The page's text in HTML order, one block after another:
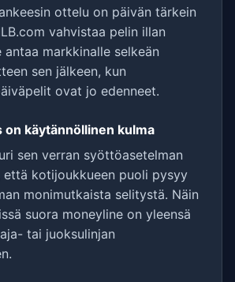
ottelu on päivän tärkein
vahvistaa pelin illan
antaa markkinalle selkeän
sen jälkeen, kun
ovat jo edenneet.
on käytännöllinen kulma
sen verran syöttöasetelman
että kotijoukkueen puoli pysyy
monimutkaista selitystä. Näin
suora moneyline on yleensä
tai juoksulinjan